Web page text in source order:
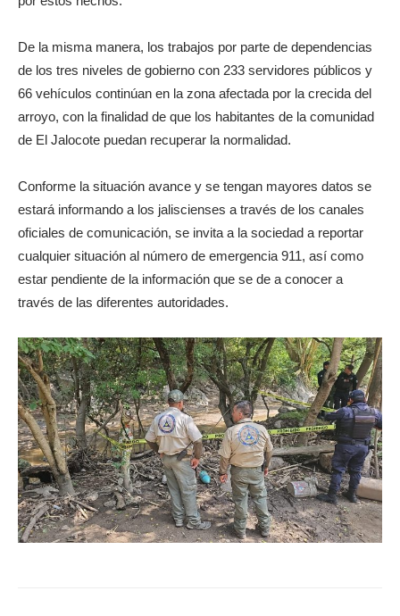
De la misma manera, los trabajos por parte de dependencias
de los tres niveles de gobierno con 233 servidores públicos y
66 vehículos continúan en la zona afectada por la crecida del
arroyo, con la finalidad de que los habitantes de la comunidad
de El Jalocote puedan recuperar la normalidad.
Conforme la situación avance y se tengan mayores datos se
estará informando a los jaliscienses a través de los canales
oficiales de comunicación, se invita a la sociedad a reportar
cualquier situación al número de emergencia 911, así como
estar pendiente de la información que se de a conocer a
través de las diferentes autoridades.